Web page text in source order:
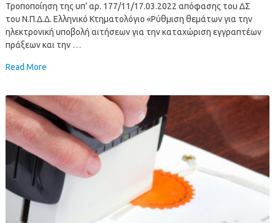
Τροποποίηση της υπ’ αρ. 177/11/17.03.2022 απόφασης του ΔΣ
του Ν.Π.Δ.Δ. Ελληνικό Κτηματολόγιο «Ρύθμιση θεμάτων για την
ηλεκτρονική υποβολή αιτήσεων για την καταχώριση εγγραπτέων
πράξεων και την …
Read More